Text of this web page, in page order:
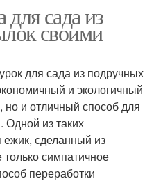
для сада из
своими
для сада из подручных
и экологичный
но и отличный способ для
Одной из таких
ежик, сделанный из
симпатичное
переработки